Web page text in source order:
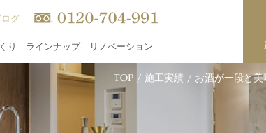
ログ
り ラインナップ リノベーション
TOP / 施工実績 / お酒が一段と